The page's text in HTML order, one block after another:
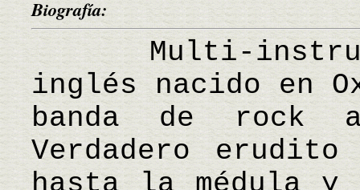
Biografía:
Multi-
inglés nacido en
banda de rock
Verdadero